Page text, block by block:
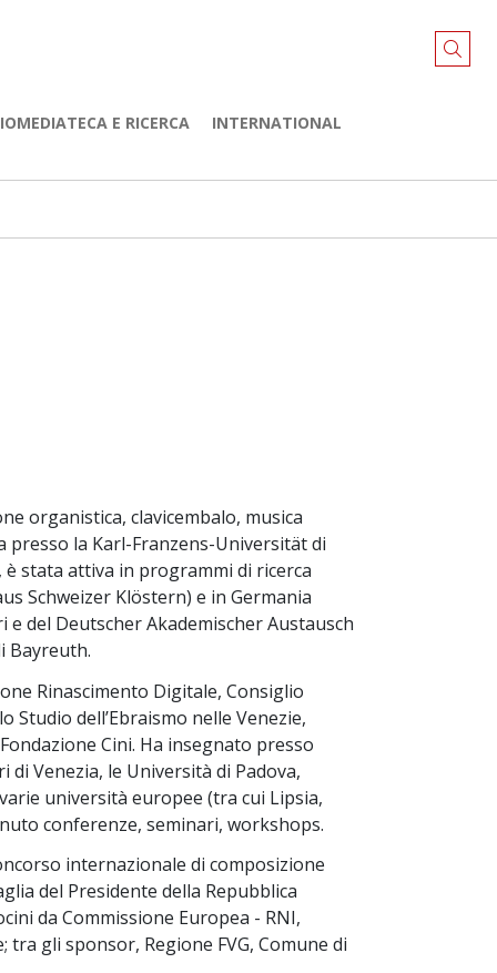
E RICERCA INTERNATIONAL
organistica, clavicembalo, musica
la Karl-Franzens-Universität di
stata attiva in programmi di ricerca
Schweizer Klöstern) e in Germania
del Deutscher Akademischer Austausch
Bayreuth.
Rinascimento Digitale, Consiglio
Studio dell’Ebraismo nelle Venezie,
Cini. Ha insegnato presso
Venezia, le Università di Padova,
università europee (tra cui Lipsia,
conferenze, seminari, workshops.
internazionale di composizione
del Presidente della Repubblica
da Commissione Europea - RNI,
gli sponsor, Regione FVG, Comune di